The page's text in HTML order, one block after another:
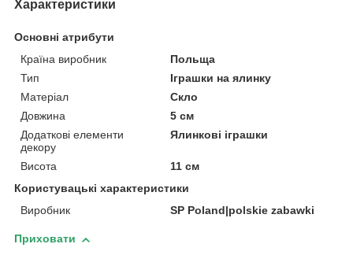
Характеристики
Основні атрибути
Країна виробник
Польща
Тип
Іграшки на ялинку
Матеріал
Скло
Довжина
5 см
Додаткові елементи
декору
Ялинкові іграшки
Висота
11 см
Користувацькі характеристики
Виробник
SP Poland|polskie zabawki
Приховати